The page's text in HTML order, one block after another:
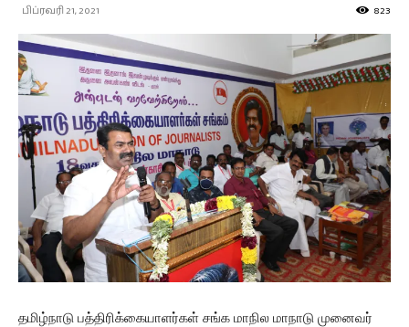
பிப்ரவரி 21, 2021 823
தமிழ்நாடு பத்திரிக்கையாளர்கள் சங்க மாநில மாநாடு முனைவர்